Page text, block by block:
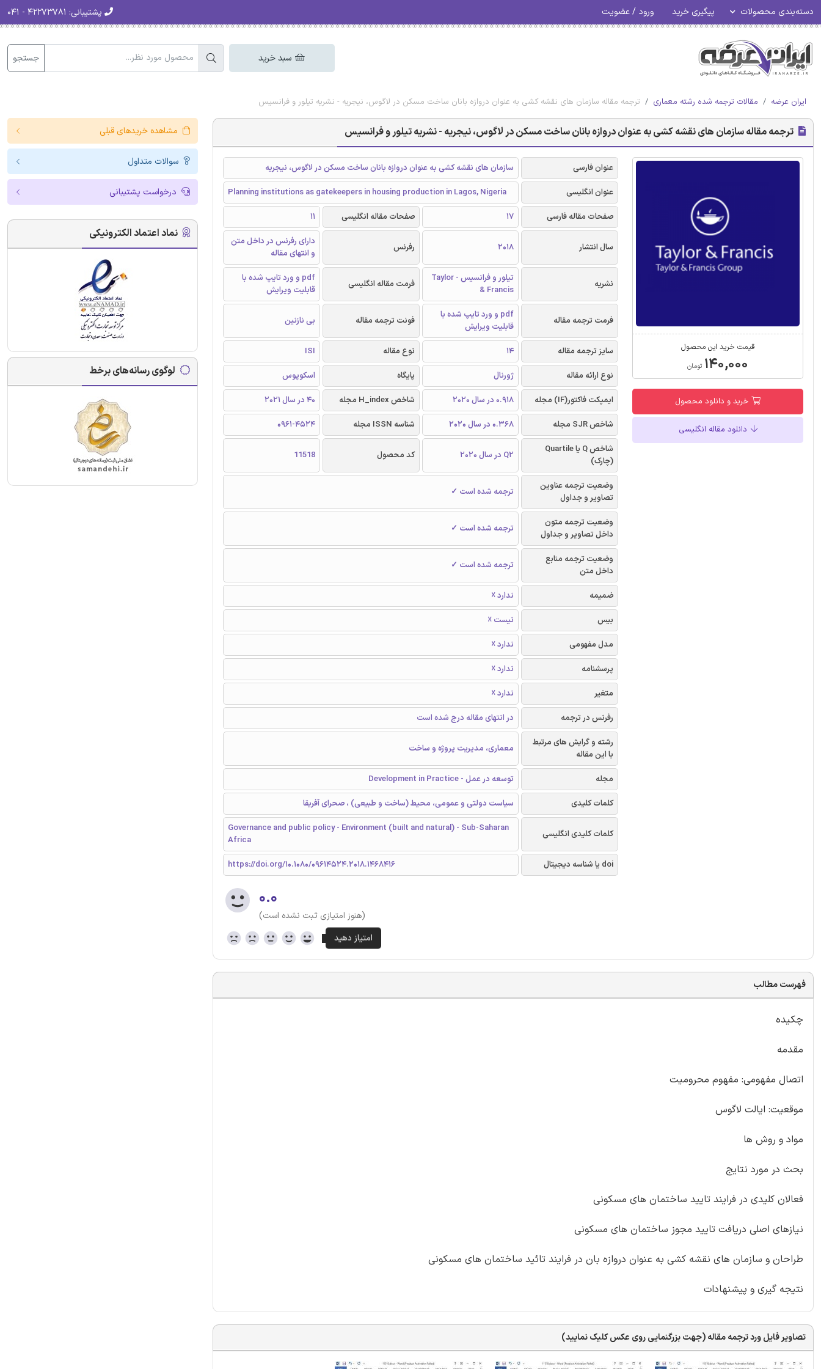
دسته‌بندی محصولات پیگیری خرید ورود / عضویت پشتیبانی:
سبد خرید جستجو
ایران عرضه مقالات ترجمه شده رشته معماری ترجمه مقاله سازمان های نقشه کشی به عنوان دروازه بانان ساخت مسکن در لاگوس، نیجریه - نشریه تیلور و فرانسیس
ترجمه مقاله سازمان های نقشه کشی به عنوان دروازه بانان ساخت مسکن در لاگوس، نیجریه - نشریه تیلور و فرانسیس
قیمت خرید این محصول
۱۴۰,۰۰۰ تومان
خرید و دانلود محصول
دانلود مقاله انگلیسی
عنوان فارسی
سازمان های نقشه کشی به عنوان دروازه بانان ساخت مسکن در لاگوس، نیجریه
عنوان انگلیسی
Planning institutions as gatekeepers in housing production in Lagos, Nigeria
صفحات مقاله فارسی
17 صفحات مقاله انگلیسی 11
سال انتشار 2018 رفرنس
دارای رفرنس در داخل متن
و انتهای مقاله
نشریه
تیلور و فرانسیس - Taylor
& Francis
فرمت مقاله انگلیسی
pdf و ورد تایپ شده با
قابلیت ویرایش
فرمت ترجمه مقاله
pdf و ورد تایپ شده با
قابلیت ویرایش
فونت ترجمه مقاله بی نازنین
سایز ترجمه مقاله 14 نوع مقاله
ISI
نوع ارائه مقاله
ژورنال پایگاه
اسکوپوس
ایمپکت فاکتور(IF) مجله
0.918 در سال 2020 شاخص H_index مجله
40 در سال 2021
شاخص SJR مجله
0.368 در سال 2020 شناسه ISSN مجله
0961-4524
شاخص Q یا Quartile
(چارک)
Q2 در سال 2020 کد محصول 11518
وضعیت ترجمه عناوین
تصاویر و جداول
ترجمه شده است ✓
وضعیت ترجمه متون
داخل تصاویر و جداول
ترجمه شده است ✓
وضعیت ترجمه منابع
داخل متن
ترجمه شده است ✓
ضمیمه
ندارد ☓
بیس
نیست ☓
مدل مفهومی
ندارد ☓
پرسشنامه
ندارد ☓
متغیر
ندارد ☓
رفرنس در ترجمه
در انتهای مقاله درج شده است
رشته و گرایش های مرتبط
با این مقاله
معماری، مدیریت پروژه و ساخت
مجله
توسعه در عمل - Development in Practice
کلمات کلیدی
سیاست دولتی و عمومی، محیط (ساخت و طبیعی) ، صحرای آفریقا
کلمات کلیدی انگلیسی
Governance and public policy - Environment (built and natural) - Sub-Saharan
Africa
doi یا شناسه دیجیتال
https://doi.org/10.1080/09614524.2018.1468416
۰.۰
(هنوز امتیازی ثبت نشده است)
فهرست مطالب
چکیده
مقدمه
اتصال مفهومی: مفهوم محرومیت
موقعیت: ایالت لاگوس
مواد و روش ها
بحث در مورد نتایج
فعالان کلیدی در فرایند تایید ساختمان های مسکونی
نیازهای اصلی دریافت تایید مجوز ساختمان های مسکونی
طراحان و سازمان های نقشه کشی به عنوان دروازه بان در فرایند تائید ساختمان های مسکونی
نتیجه گیری و پیشنهادات
تصاویر فایل ورد ترجمه مقاله (جهت بزرگنمایی روی عکس کلیک نمایید)
مشاهده خریدهای قبلی
سوالات متداول
درخواست پشتیبانی
نماد اعتماد الکترونیکی
لوگوی رسانه‌های برخط